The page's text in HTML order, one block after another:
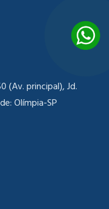
(Av. principal), Jd.
Olímpia-SP